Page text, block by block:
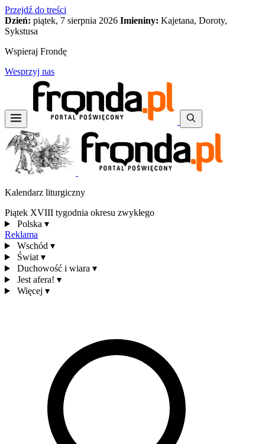
Przejdź do treści
Dzień: piątek, 7 sierpnia 2026 Imieniny: Kajetana, Doroty,
Sykstusa
Wspieraj Frondę
Wesprzyj nas
Kalendarz liturgiczny
Piątek XVIII tygodnia okresu zwykłego
Polska ▾
Reklama
Wschód ▾
Świat ▾
Duchowość i wiara ▾
Jest afera! ▾
Więcej ▾